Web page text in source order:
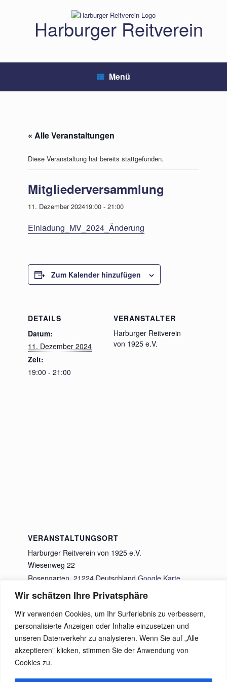
Wir schätzen Ihre Privatsphäre
Wir verwenden Cookies, um Ihr Surferlebnis zu verbessern,
personalisierte Anzeigen oder Inhalte einzusetzen und
unseren Datenverkehr zu analysieren. Wenn Sie auf „Alle
akzeptieren" klicken, stimmen Sie der Anwendung von
Cookies zu.
Harburger Reitverein
Menü
« Alle Veranstaltungen
Diese Veranstaltung hat bereits stattgefunden.
Mitgliederversammlung
11. Dezember 202419:00 - 21:00
Einladung_MV_2024_Änderung
Zum Kalender hinzufügen
DETAILS
Datum:
11. Dezember 2024
Zeit:
19:00 - 21:00
VERANSTALTER
Harburger Reitverein
von 1925 e.V.
VERANSTALTUNGSORT
Harburger Reitverein von 1925 e.V.
Wiesenweg 22
Rosengarten 21224 Deutschland Google Karte
anzeigen
Weihnachtsfeier
Sommerturnier im HRV vom 18.07. bis
20.07.2025